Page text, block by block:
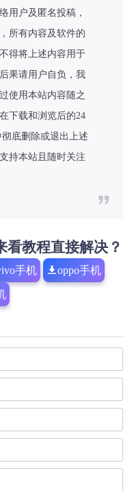
用户及匿名投稿，
所有内容及软件的
得将上述内容用于
果请用户自负，我
使用本站内容随之
下载和浏览后的24
底删除或退出上述
持本站且随时关注
看教程直接解决？
手机 oppo手机